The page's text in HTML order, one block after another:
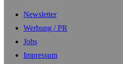
Newsletter
Werbung / PR
Jobs
Impressum